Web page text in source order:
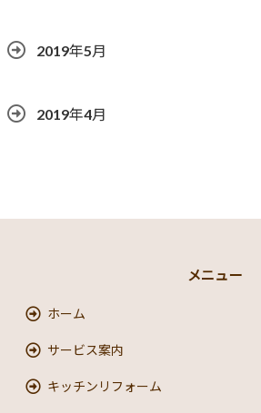
2019年5月
2019年4月
メニュー
ホーム
サービス案内
キッチンリフォーム